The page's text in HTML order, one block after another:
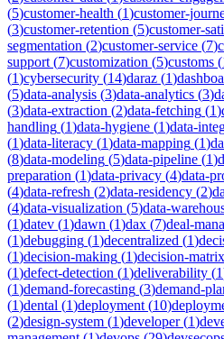
(5)customer-health (1)customer-
(3)customer-retention (5)customer-
segmentation (2)customer-service (7)
support (7)customization (5)customs (
(1)cybersecurity (14)daraz (1)
(5)data-analysis (3)data-analytics (3)
(3)data-extraction (2)data-fetching (1)
handling (1)data-hygiene (1)data-
(1)data-literacy (1)data-mapping (1)
(8)data-modeling (5)data-pipeline (1)
preparation (1)data-privacy (4)data-
(4)data-refresh (2)data-residency (2)
(4)data-visualization (5)data-
(1)datev (1)dawn (1)dax (7)deal-
(1)debugging (1)decentralized (1)
(1)decision-making (1)decision-matrix
(1)defect-detection (1)deliverability (1
(1)demand-forecasting (3)demand-
(1)dental (1)deployment (10)
(2)design-system (1)developer(1)